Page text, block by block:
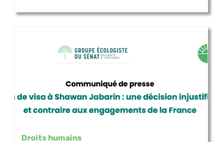
Droits humains